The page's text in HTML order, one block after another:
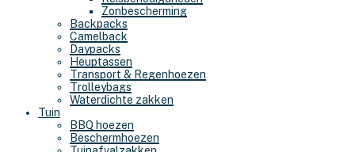
Zonbescherming
Backpacks
Camelback
Daypacks
Heuptassen
Transport & Regenhoezen
Trolleybags
Waterdichte zakken
Tuin
BBQ hoezen
Beschermhoezen